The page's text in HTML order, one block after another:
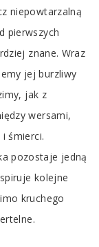
niepowtarzalną
pierwszych
znane. Wraz
jej burzliwy
jak z
wersami,
śmierci.
pozostaje jedną
kolejne
kruchego